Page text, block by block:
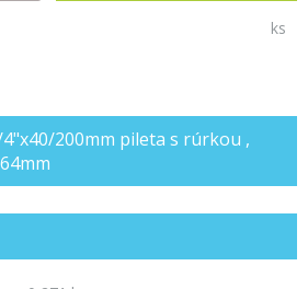
ks
200mm pileta s rúrkou ,